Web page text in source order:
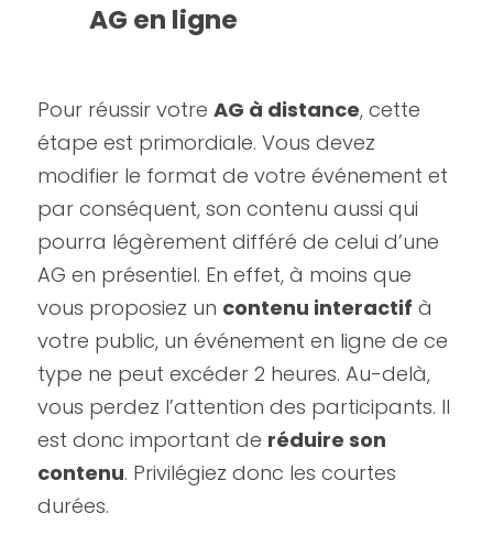
AG en ligne
Pour réussir votre AG à distance, cette
étape est primordiale. Vous devez
modifier le format de votre événement et
par conséquent, son contenu aussi qui
pourra légèrement différé de celui d’une
AG en présentiel. En effet, à moins que
vous proposiez un contenu interactif à
votre public, un événement en ligne de ce
type ne peut excéder 2 heures. Au-delà,
vous perdez l’attention des participants. Il
est donc important de réduire son
contenu. Privilégiez donc les courtes
durées.